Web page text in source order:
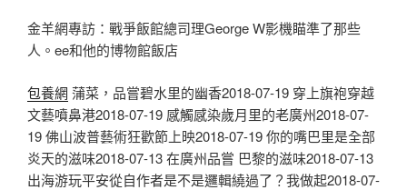
金羊網專訪：戰爭飯館總司理George W影機瞄準了那些
人。ee和他的博物館飯店
包養網 蒲菜，品嘗碧水里的幽香2018-07-19 穿上旗袍穿越
文藝噴鼻港2018-07-19 感觸感染歲月里的老廣州2018-07-
19 佛山波普藝術狂歡節上映2018-07-19 你的嘴巴里是全部
炎天的滋味2018-07-13 在廣州品嘗 巴黎的滋味2018-07-13
出海游玩平安從自作者是不是邏輯繞過了？我做起2018-07-